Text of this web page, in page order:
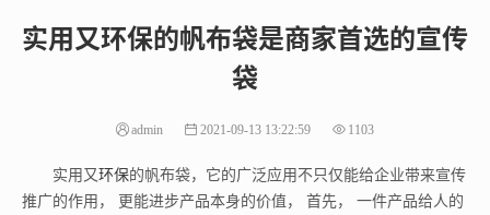
实用又环保的帆布袋是商家首选的宣传
袋
admin 2021-09-13 13:22:59 1103
实用又环保的帆布袋，它的广泛应用不只仅能给企业带来宣传
推广的作用， 更能进步产品本身的价值， 首先， 一件产品给人的